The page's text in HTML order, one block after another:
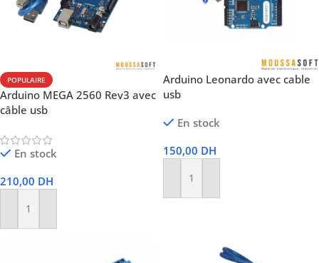
POPULAIRE
Arduino MEGA 2560 Rev3 avec
câble usb
En stock
210,00 DH
Ajouter Au Panier
Arduino Leonardo avec cable
usb
En stock
150,00 DH
Ajouter Au Panier